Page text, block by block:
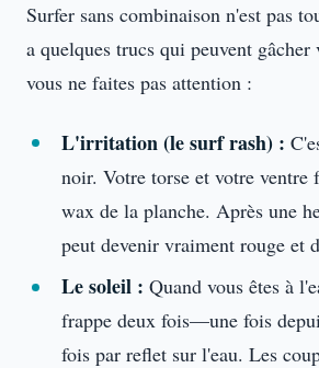
Surfer sans combinaison n'est pas
a quelques trucs qui peuvent gâcher
vous ne faites pas attention :
L'irritation (le surf rash) :
noir. Votre torse et votre ventre
wax de la planche. Après une
peut devenir vraiment rouge et
Le soleil : Quand vous êtes à
frappe deux fois—une fois
fois par reflet sur l'eau. Les